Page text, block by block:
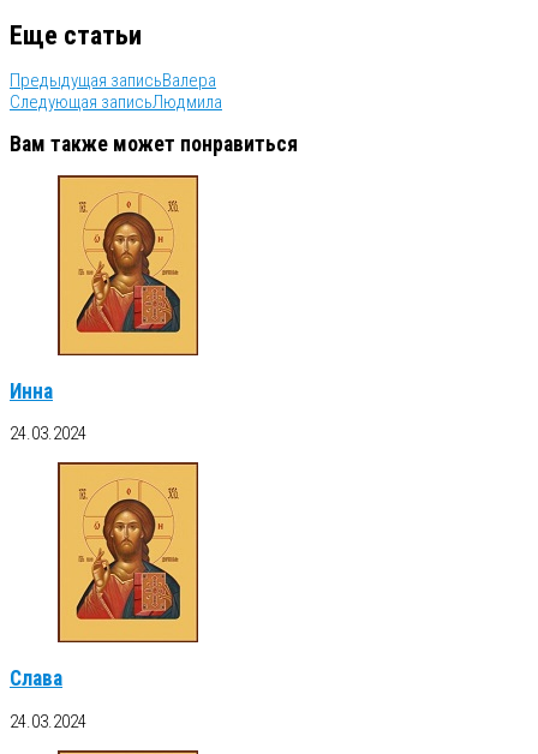
Еще статьи
Предыдущая записьВалера
Следующая записьЛюдмила
Вам также может понравиться
Инна
24.03.2024
Слава
24.03.2024